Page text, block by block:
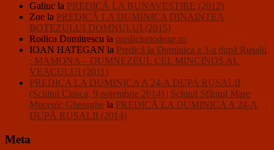
Galiuc la PREDICĂ LA BUNAVESTIRE (2012)
Zoe la PREDICĂ LA DUMINICA DINAINTEA
BOTEZULUI DOMNULUI (2015)
Rodica Dumitrescu la prediciortodoxe.ro
IOAN HATEGAN la Predică la Duminica a 3-a după Rusalii
: MAMONA – DUMNEZEUL CEL MINCINOS AL
VEACULUI (2011)
PREDICA LA DUMINICA A 24-A DUPA RUSALII
(Schitul Closca, 9 noiembrie 2014) | Schitul Sfântul Mare
Mucenic Gheorghe la PREDICĂ LA DUMINICA A 24-A
DUPĂ RUSALII (2014)
Meta